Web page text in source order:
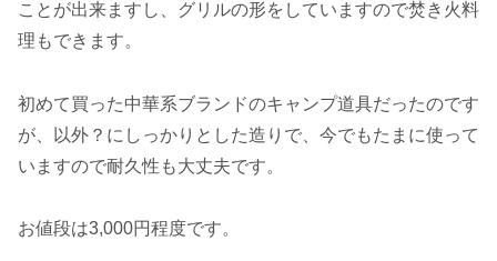
ことが出来ますし、グリルの形をしていますので焚き火料
理もできます。
初めて買った中華系ブランドのキャンプ道具だったのです
が、以外？にしっかりとした造りで、今でもたまに使って
いますので耐久性も大丈夫です。
お値段は3,000円程度です。